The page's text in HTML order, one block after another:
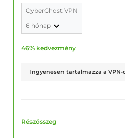
CyberGhost VPN
6 hónap
46% kedvezmény
Ingyenesen tartalmazza a VPN-
Részösszeg